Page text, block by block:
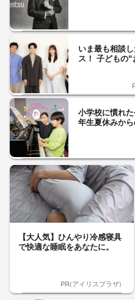
いま最も相談
ス！ 子どもの
小学校に慣れ
年生夏休みか
【大人気】ひんやり冷感寝具
で快適な睡眠をあなたに。
PR(アイリスプラザ)